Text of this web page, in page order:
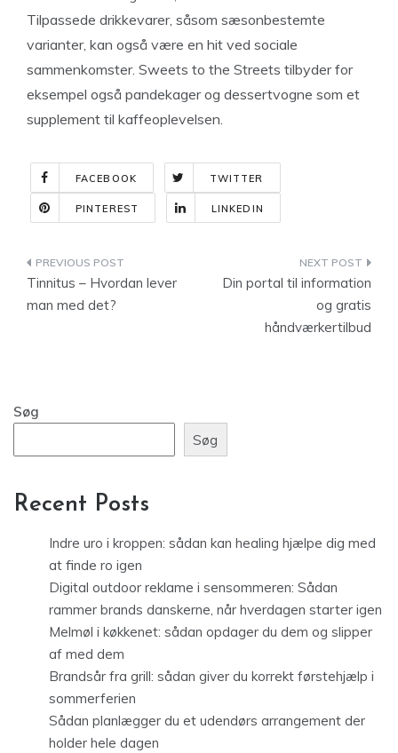
Tilpassede drikkevarer, såsom sæsonbestemte
varianter, kan også være en hit ved sociale
sammenkomster. Sweets to the Streets tilbyder for
eksempel også pandekager og dessertvogne som et
supplement til kaffeoplevelsen.
FACEBOOK TWITTER
PINTEREST LINKEDIN
Indlægsnavigation
Tinnitus – Hvordan lever
man med det?
Din portal til information
og gratis
håndværkertilbud
Søg
Søg
Recent Posts
Indre uro i kroppen: sådan kan healing hjælpe dig med
at finde ro igen
Digital outdoor reklame i sensommeren: Sådan
rammer brands danskerne, når hverdagen starter igen
Melmøl i køkkenet: sådan opdager du dem og slipper
af med dem
Brandsår fra grill: sådan giver du korrekt førstehjælp i
sommerferien
Sådan planlægger du et udendørs arrangement der
holder hele dagen